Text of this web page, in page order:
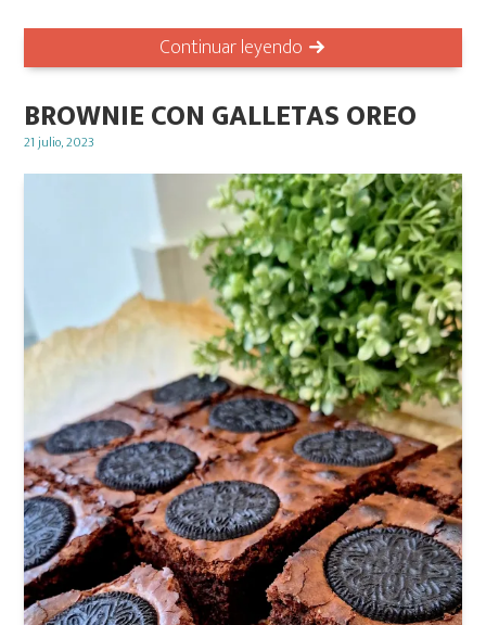
Continuar leyendo
BROWNIE CON GALLETAS OREO
Posted
21 julio, 2023